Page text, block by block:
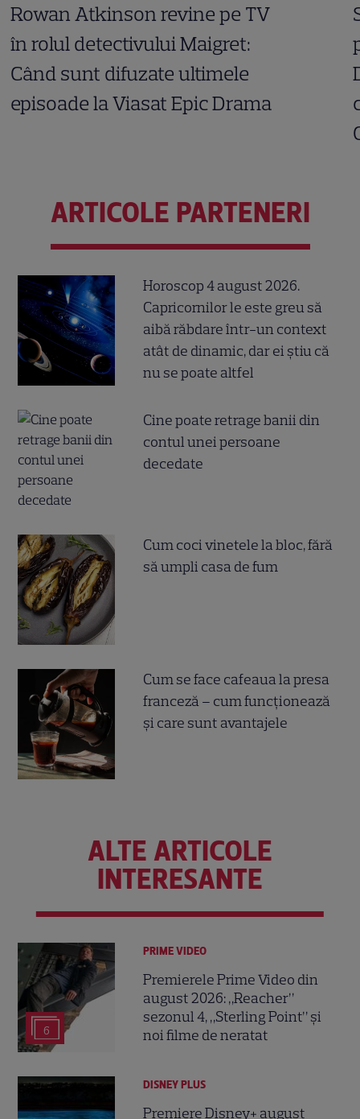
Rowan Atkinson revine pe TV
în rolul detectivului Maigret:
Când sunt difuzate ultimele
episoade la Viasat Epic Drama
ARTICOLE PARTENERI
Horoscop 4 august 2026.
Capricornilor le este greu să
aibă răbdare într-un context
atât de dinamic, dar ei știu că
nu se poate altfel
Cine poate retrage banii din
contul unei persoane
decedate
Cum coci vinetele la bloc, fără
să umpli casa de fum
Cum se face cafeaua la presa
franceză – cum funcționează
și care sunt avantajele
ALTE ARTICOLE
INTERESANTE
6
PRIME VIDEO
Premierele Prime Video din
august 2026: „Reacher”
sezonul 4, „Sterling Point” și
noi filme de neratat
DISNEY PLUS
Premiere Disney+ august